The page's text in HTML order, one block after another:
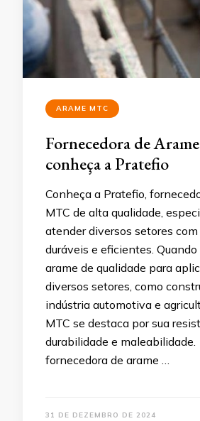
ARAME MTC
Fornecedora de
conheça a Pratefio
Conheça a Pratefio,
MTC de alta qualidade,
atender diversos setores com
duráveis e eficientes. Quando
arame de qualidade para
diversos setores, como
indústria automotiva e
MTC se destaca por sua
durabilidade e
fornecedora de arame …
31 DE DEZEMBRO DE 2024